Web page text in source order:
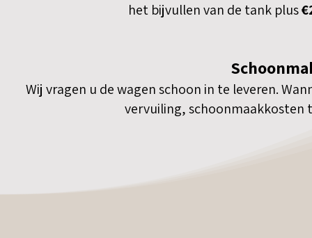
het bijvullen van de tank plus
Wij vragen u de wagen schoon in te leveren.
vervuiling,